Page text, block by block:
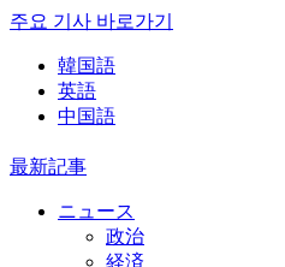
주요 기사 바로가기
韓国語
英語
中国語
最新記事
ニュース
政治
経済